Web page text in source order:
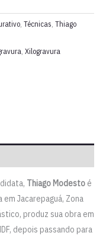
Técnicas Thiago
Xilogravura
Thiago Modesto é
Jacarepaguá, Zona
produz sua obra em
depois passando para